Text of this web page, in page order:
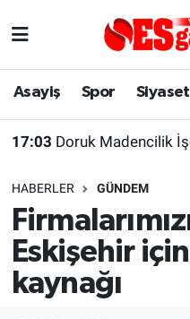
Asayiş Spor Siyaset
17:03 Doruk Madencilik
HABERLER GÜNDEM
Eskişehir
kaynağı
Asayiş
Gündem
Türkiye
Dünya
Yaşam
Eskişehirspor Arşivi
Eskişehir Arşivi
Röportaj
Eskişehir Nöbetçi
Süper Lig Puan
Tüm Manşetler
Son Dakika Haberleri